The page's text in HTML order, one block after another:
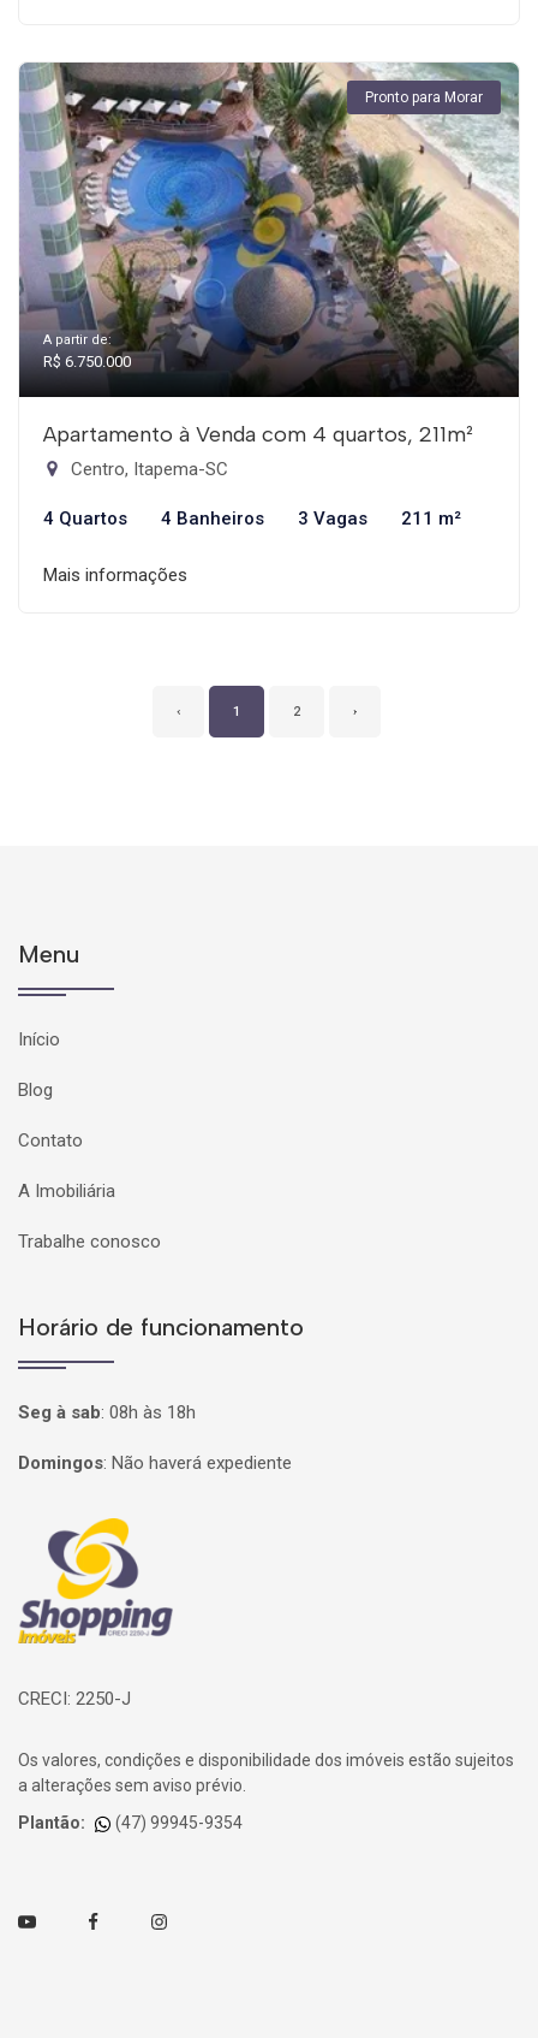
Pronto para Morar
A partir de:
R$ 6.750.000
Apartamento à Venda com 4 quartos, 211m²
Centro, Itapema-SC
4 Quartos 4 Banheiros 3 Vagas 211 m²
Mais informações
‹ 1 2 ›
Menu
Início
Blog
Contato
A Imobiliária
Trabalhe conosco
Horário de funcionamento
Seg à sab: 08h às 18h
Domingos: Não haverá expediente
Página inicial
CRECI: 2250-J
Os valores, condições e disponibilidade dos imóveis estão sujeitos
a alterações sem aviso prévio.
Plantão:
(47) 99945-9354
Youtube FacebookInstagram